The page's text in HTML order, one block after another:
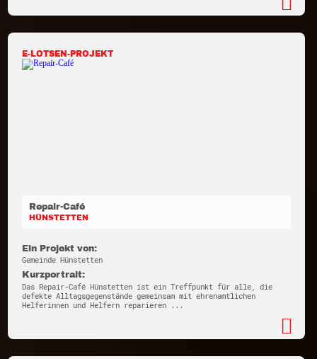
E-LOTSEN-PROJEKT
Repair-Café
HÜNSTETTEN
Ein Projekt von:
Gemeinde Hünstetten
Kurzportrait:
Das Repair-Café Hünstetten ist ein Treffpunkt für alle, die
defekte Alltagsgegenstände gemeinsam mit ehrenamtlichen
Helferinnen und Helfern reparieren ...